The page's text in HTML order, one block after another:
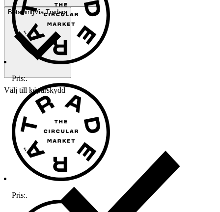
BetalningVia Tradera
Välj till köparskydd
Pris:.
Pris:.